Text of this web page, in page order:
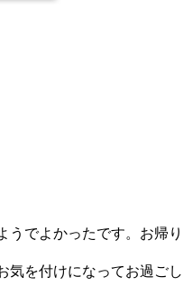
うでよかったです。お帰り
気を付けになってお過ごし